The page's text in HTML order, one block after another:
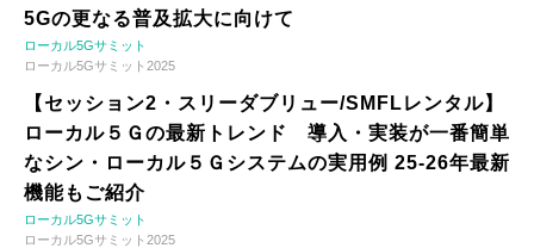
5Gの更なる普及拡大に向けて
ローカル5Gサミット
ローカル5Gサミット2025
【セッション2・スリーダブリュー/SMFLレンタル】
ローカル５Ｇの最新トレンド 導入・実装が一番簡単
なシン・ローカル５Ｇシステムの実用例 25-26年最新
機能もご紹介
ローカル5Gサミット
ローカル5Gサミット2025